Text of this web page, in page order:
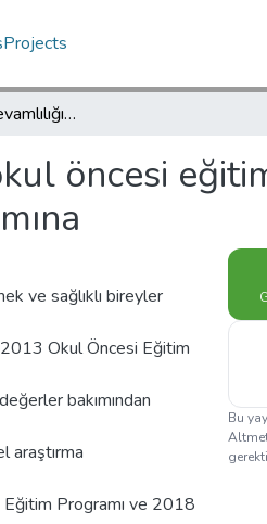
Projects
Değerler eğitimi devamlılığı: okul öncesi eğitim programından hayat bilgisi öğretim programına
öncesi
ve sağlıklı bireyler
2013 Okul Öncesi Eğitim
bakımından
araştırma
Eğitim Programı ve 2018
Bu